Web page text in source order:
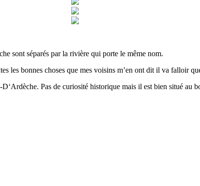
sont séparés par la rivière qui porte le même nom.
les bonnes choses que mes voisins m’en ont dit il va falloir
Pas de curiosité historique mais il est bien situé au